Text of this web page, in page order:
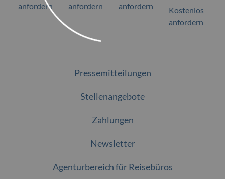
anfordern
anfordern
anfordern
Kostenlos
anfordern
Pressemitteilungen
Stellenangebote
Zahlungen
Newsletter
Agenturbereich für Reisebüros